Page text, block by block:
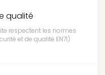
qualité
respectent les normes
et de qualité EN71)